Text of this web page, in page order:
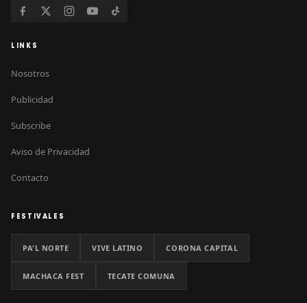
LINKS
Nosotros
Publicidad
Subscribe
Aviso de Privacidad
Contacto
FESTIVALES
PA'L NORTE VIVE LATINO CORONA CAPITAL
MACHACA FEST TECATE COMUNA